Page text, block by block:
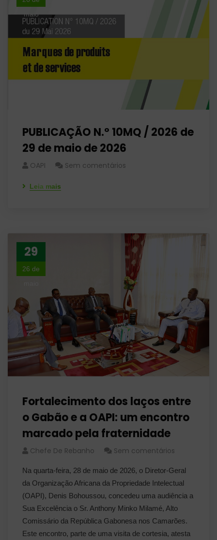
maio
PUBLICAÇÃO N.º 10MQ / 2026 de
29 de maio de 2026
OAPI Sem comentários
Leia mais
29
26 de
Fortalecimento dos laços entre
o Gabão e a OAPI: um encontro
marcado pela fraternidade
Chefe De Rebanho Sem comentários
Na quarta-feira, 28 de maio de 2026, o Diretor-Geral
da Organização Africana da Propriedade Intelectual
(OAPI), Denis Bohoussou, concedeu uma audiência a
Sua Excelência o Sr. Anthony Minko Milamé, Alto
Comissário da República Gabonesa nos Camarões.
Este encontro, parte de uma visita de cortesia, atesta